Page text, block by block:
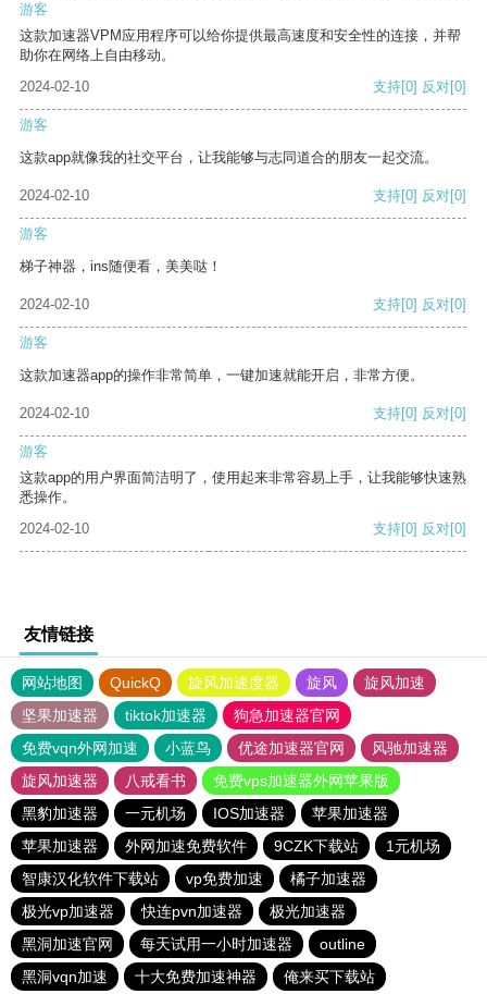
游客
这款加速器VPM应用程序可以给你提供最高速度和安全性的连接，并帮
助你在网络上自由移动。
2024-02-10
支持[0] 反对[0]
游客
这款app就像我的社交平台，让我能够与志同道合的朋友一起交流。
2024-02-10 支持[0] 反对[0]
游客
梯子神器，ins随便看，美美哒！
2024-02-10 支持[0] 反对[0]
游客
这款加速器app的操作非常简单，一键加速就能开启，非常方便。
2024-02-10 支持[0] 反对[0]
游客
这款app的用户界面简洁明了，使用起来非常容易上手，让我能够快速熟
悉操作。
2024-02-10
支持[0] 反对[0]
友情链接
网站地图 QuickQ 旋风加速度器 旋风
旋风加速
坚果加速器
tiktok加速器
狗急加速器官网
免费vqn外网加速
小蓝鸟 优途加速器官网
风驰加速器
旋风加速器
八戒看书
免费vps加速器外网苹果版
黑豹加速器
一元机场 IOS加速器
苹果加速器
苹果加速器
外网加速免费软件 9CZK下载站
1元机场
智康汉化软件下载站
vp免费加速
橘子加速器
极光vp加速器
快连pvn加速器
极光加速器
黑洞加速官网
每天试用一小时加速器
outline
黑洞vqn加速
十大免费加速神器 俺来买下载站